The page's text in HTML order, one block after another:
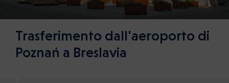
Trasferimento dall'aeroporto di
Poznań a Breslavia